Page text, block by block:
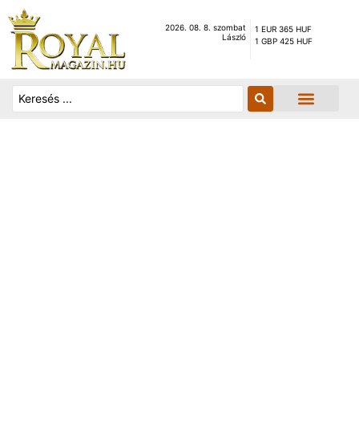
2026. 08. 8. szombat
László
1 EUR 365 HUF
1 GBP 425 HUF